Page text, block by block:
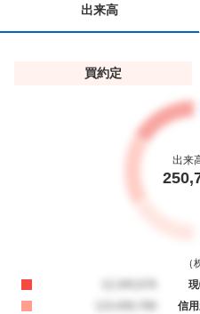
出来高
買約定
出来
（
信